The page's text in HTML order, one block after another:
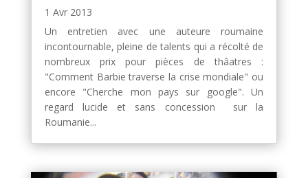
1 Avr 2013
Un entretien avec une auteure roumaine
incontournable, pleine de talents qui a récolté de
nombreux prix pour pièces de thâatres :
"Comment Barbie traverse la crise mondiale" ou
encore "Cherche mon pays sur google". Un
regard lucide et sans concession sur la
Roumanie...